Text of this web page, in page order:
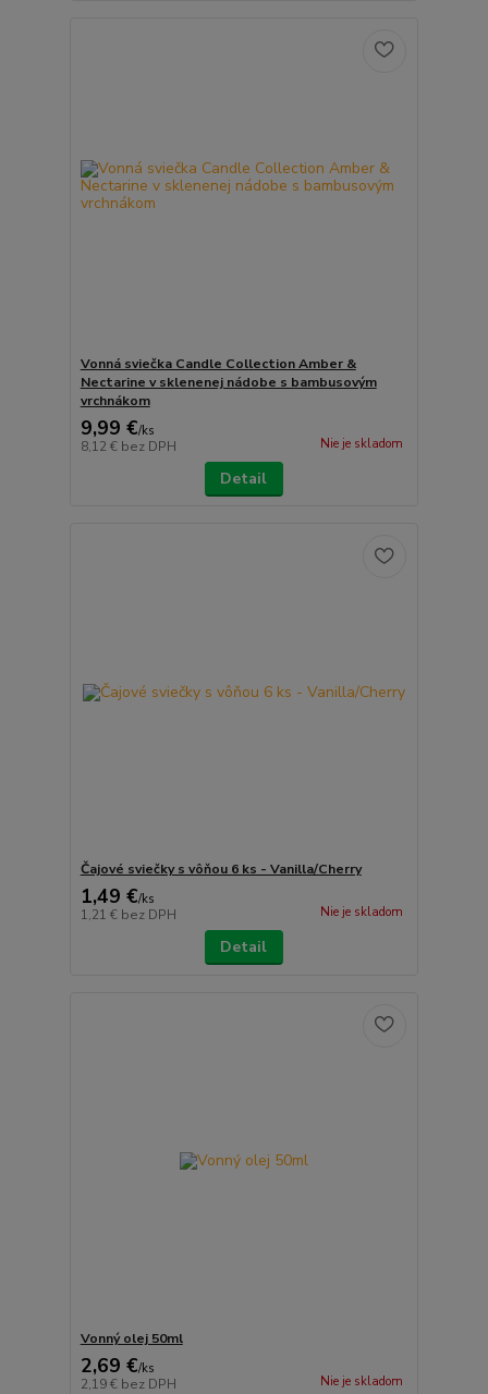
Vonná sviečka Candle Collection Amber &
Nectarine v sklenenej nádobe s bambusovým
vrchnákom
9,99 €/ks
8,12 € bez DPH Nie je skladom
Detail
Čajové sviečky s vôňou 6 ks - Vanilla/Cherry
1,49 €/ks
1,21 € bez DPH Nie je skladom
Detail
Vonný olej 50ml
2,69 €/ks
2,19 € bez DPH Nie je skladom